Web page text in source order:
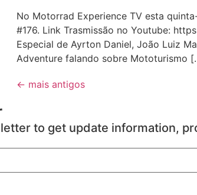
No Motorrad Experience TV esta
#176. Link Trasmissão no Youtube:
Especial de Ayrton Daniel, João Luiz
Adventure falando sobre Mototurismo
← mais antigos
to get update information,